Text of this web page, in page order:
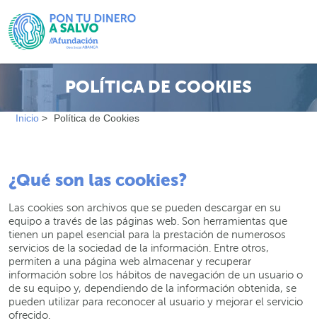
POLÍTICA DE COOKIES
Inicio > Política de Cookies
¿Qué son las cookies?
Las cookies son archivos que se pueden descargar en su
equipo a través de las páginas web. Son herramientas que
tienen un papel esencial para la prestación de numerosos
servicios de la sociedad de la información. Entre otros,
permiten a una página web almacenar y recuperar
información sobre los hábitos de navegación de un usuario o
de su equipo y, dependiendo de la información obtenida, se
pueden utilizar para reconocer al usuario y mejorar el servicio
ofrecido.